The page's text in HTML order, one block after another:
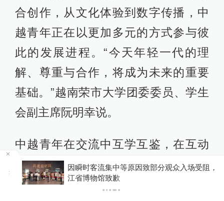
合创作，从文化体验到数字传播，中
越青年正在以更加多元的方式参与彼
此的发展进程。“今天年轻一代的理
解、尊重与合作，将成为未来的重要
基础。”越南荣市大学团委委员、学生
会副主席阮明幸说。
中越青年在交流中互学互鉴，在互动
中凝聚共识，在历史与现实的贯通中
不断拓展青春的视野与格局。大家纷
因瞬时客流集中等原因致部分观众入场受阻，浙
江省博物馆致歉